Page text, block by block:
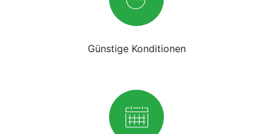
Günstige Konditionen